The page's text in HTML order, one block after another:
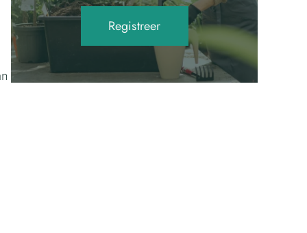
Registreer